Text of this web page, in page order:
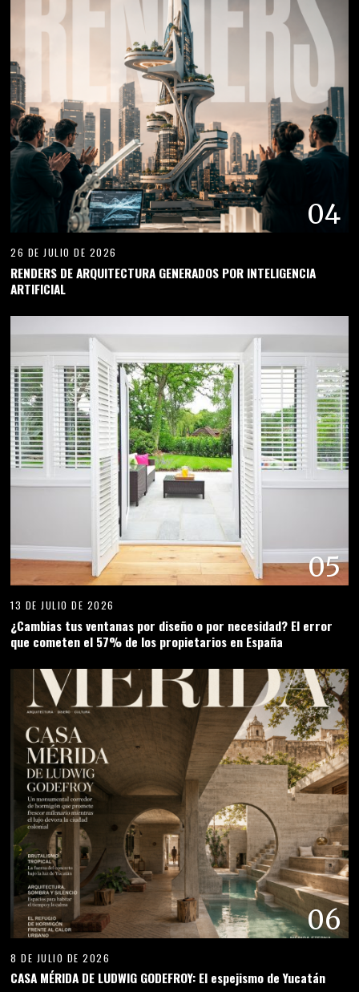
04
26 DE JULIO DE 2026
RENDERS DE ARQUITECTURA GENERADOS POR INTELIGENCIA
ARTIFICIAL
05
13 DE JULIO DE 2026
¿Cambias tus ventanas por diseño o por necesidad? El error
que cometen el 57% de los propietarios en España
06
8 DE JULIO DE 2026
CASA MÉRIDA DE LUDWIG GODEFROY: El espejismo de Yucatán